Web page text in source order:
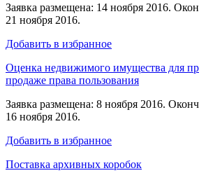
Заявка размещена: 14 ноября 2016.
21 ноября 2016.
Добавить в избранное
Оценка недвижимого имущества для
продаже права пользования
Заявка размещена: 8 ноября 2016.
16 ноября 2016.
Добавить в избранное
Поставка архивных коробок